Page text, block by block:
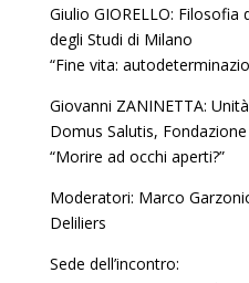
Giulio GIORELLO: Filosofia
degli Studi di Milano
“Fine vita:
Giovanni ZANINETTA:
Domus Salutis,
“Morire ad occhi aperti?”
Moderatori: Marco
Deliliers
Sede dell’incontro: